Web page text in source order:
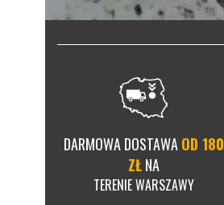
DARMOWA DOSTAWAOD 180
ZŁNA
TERENIE WARSZAWY